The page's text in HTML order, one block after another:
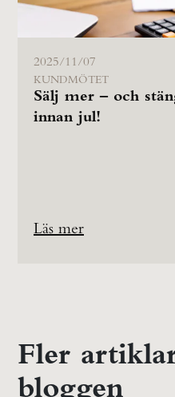
2025/11/07
KUNDMÖTET
Sälj mer – och
innan jul!
Läs mer
Fler
bloggen